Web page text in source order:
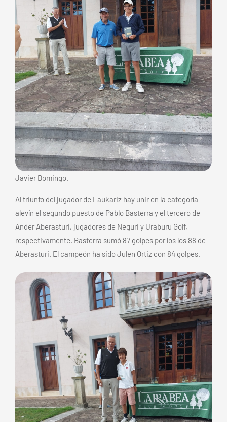
Javier Domingo.
Al triunfo del jugador de Laukariz hay unir en la categoría
alevín el segundo puesto de Pablo Basterra y el tercero de
Ander Aberasturi, jugadores de Neguri y Uraburu Golf,
respectivamente. Basterra sumó 87 golpes por los los 88 de
Aberasturi. El campeón ha sido Julen Ortiz con 84 golpes.